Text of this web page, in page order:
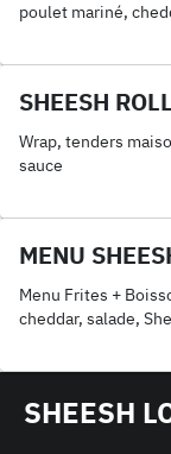
poulet mariné,
SHEESH
Wrap, tenders
sauce
MENU
Menu Frites +
cheddar, salade,
SHEESH